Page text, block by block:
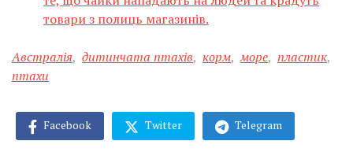
товари з полиць магазинів.
Австралія, дитинчата птахів, корм, море, пластик,
птахи
Facebook Twitter Telegram